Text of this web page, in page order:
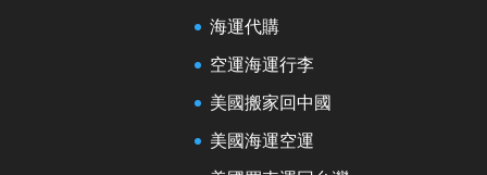
海運代購
空運海運行李
美國搬家回中國
美國海運空運